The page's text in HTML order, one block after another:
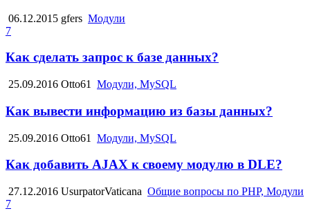
06.12.2015 gfers Модули
7
Как сделать запрос к базе данных?
25.09.2016 Otto61 Модули, MySQL
Как вывести информацию из базы данных?
25.09.2016 Otto61 Модули, MySQL
Как добавить AJAX к своему модулю в DLE?
27.12.2016 UsurpatorVaticana Общие вопросы по PHP, Модули
7